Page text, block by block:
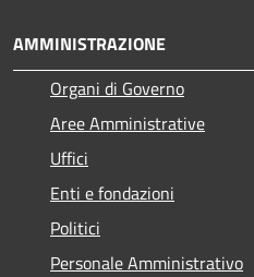
AMMINISTRAZIONE
Organi di Governo
Aree Amministrative
Uffici
Enti e fondazioni
Politici
Personale Amministrativo